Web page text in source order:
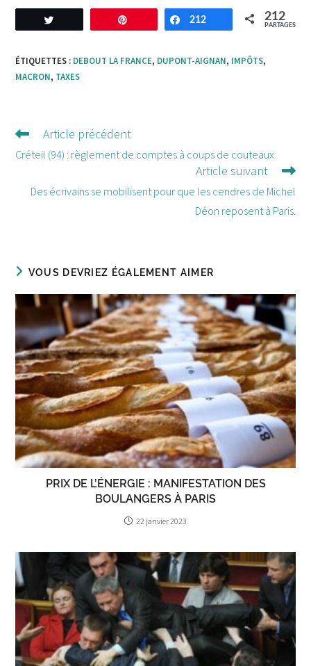
Enregistrer Partagez
212 212
PARTAGES
ÉTIQUETTES : DEBOUT LA FRANCE, DUPONT-AIGNAN, IMPÔTS,
MACRON, TAXES
Lire
d'autres
Article précédent
Créteil (94) : règlement de comptes à coups de couteaux
Article suivant
Des écrivains se mobilisent pour que les cendres de Michel
Déon reposent à Paris.
VOUS DEVRIEZ ÉGALEMENT AIMER
PRIX DE L’ÉNERGIE : MANIFESTATION DES
BOULANGERS À PARIS
22 janvier 2023